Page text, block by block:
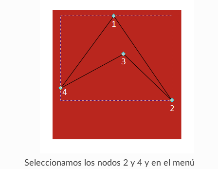
Seleccionamos los nodos 2 y 4 y en el menú